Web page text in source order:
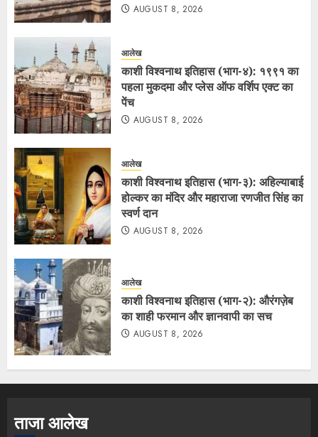
AUGUST 8, 2026
आलेख
काशी विश्वनाथ इतिहास (भाग-४): १९९१ का
पहला मुकदमा और प्लेस ऑफ वर्शिप एक्ट का
पेंच
AUGUST 8, 2026
आलेख
काशी विश्वनाथ इतिहास (भाग-३): अहिल्याबाई
होल्कर का मंदिर और महाराजा रणजीत सिंह का
स्वर्ण दान
AUGUST 8, 2026
आलेख
काशी विश्वनाथ इतिहास (भाग-२): औरंगज़ेब
का शाही फरमान और ज्ञानवापी का सच
AUGUST 8, 2026
ताजा आलेख